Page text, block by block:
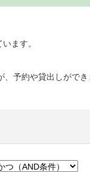
ます。
予約や貸出しができ